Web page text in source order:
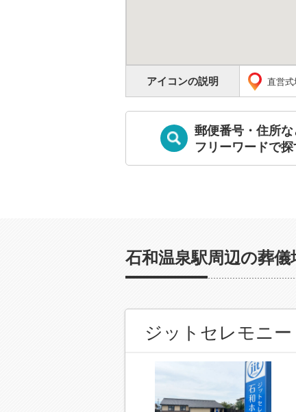
アイコンの説明 直営
郵便番号・住所
フリーワードで
石和温泉駅周辺の葬
ジットセレモニ